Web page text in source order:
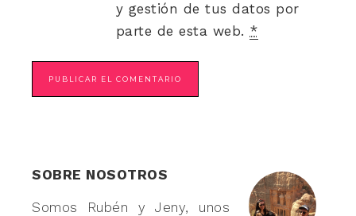
y gestión de tus datos por
parte de esta web. *
SOBRE NOSOTROS
Somos Rubén y Jeny, unos